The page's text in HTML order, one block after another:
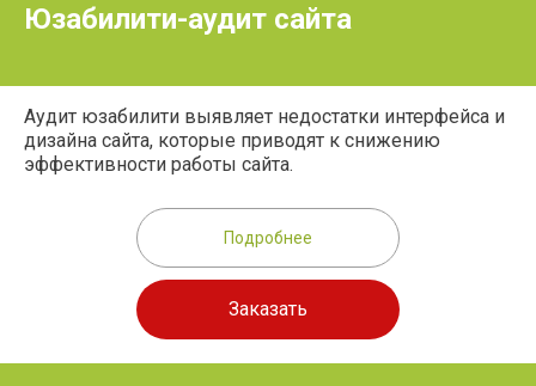
Юзабилити-аудит сайта
Аудит юзабилити выявляет недостатки интерфейса и
дизайна сайта, которые приводят к снижению
эффективности работы сайта.
Подробнее
Заказать